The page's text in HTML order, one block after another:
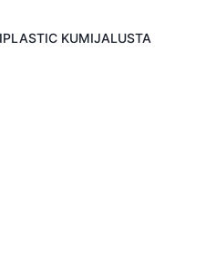
KUMIJALUSTA